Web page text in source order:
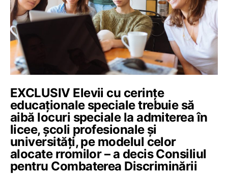
EXCLUSIV Elevii cu cerințe
educaționale speciale trebuie să
aibă locuri speciale la admiterea în
licee, școli profesionale și
universități, pe modelul celor
alocate rromilor – a decis Consiliul
pentru Combaterea Discriminării